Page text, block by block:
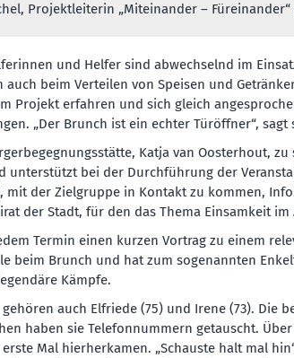
Projektleiterin „Miteinander –
und Helfer sind abwechselnd im
beim Verteilen von Speisen und
Projekt erfahren und sich gleich
„Der Brunch ist ein echter Türöffner“, sagt
Katja van Oosterhout,
unterstützt bei der Durchführung der
der Zielgruppe in Kontakt zu kommen,
der Stadt, für den das Thema Einsamkeit
Termin einen kurzen Vortrag zu einem
beim Brunch und hat zum sogenannten
Kämpfe.
auch Elfriede (75) und Irene (73).
haben sie Telefonnummern getauscht.
Mal hierherkamen. „Schauste halt mal